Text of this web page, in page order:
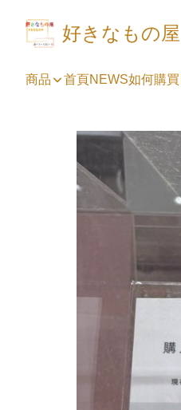
好きなもの屋
商品 首頁NEWS如何購買